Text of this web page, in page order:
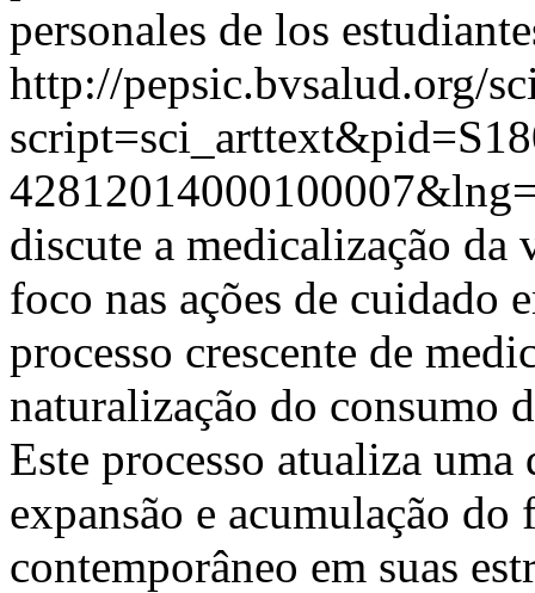
personales de los
http://pepsic.bvsalud.org/
discute a medicalização
foco nas ações de cuidado
processo crescente de
naturalização do consumo
Este processo atualiza uma
expansão e acumulação
contemporâneo em suas